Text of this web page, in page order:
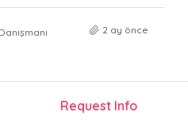
2 ay önce
Request Info